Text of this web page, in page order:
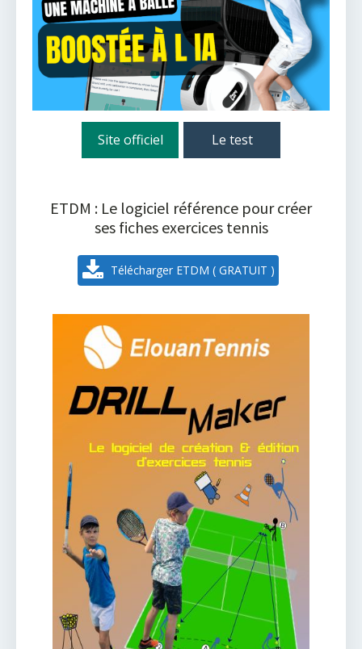
Site officiel Le test
ETDM : Le logiciel référence pour créer
ses fiches exercices tennis
Télécharger ETDM ( GRATUIT )